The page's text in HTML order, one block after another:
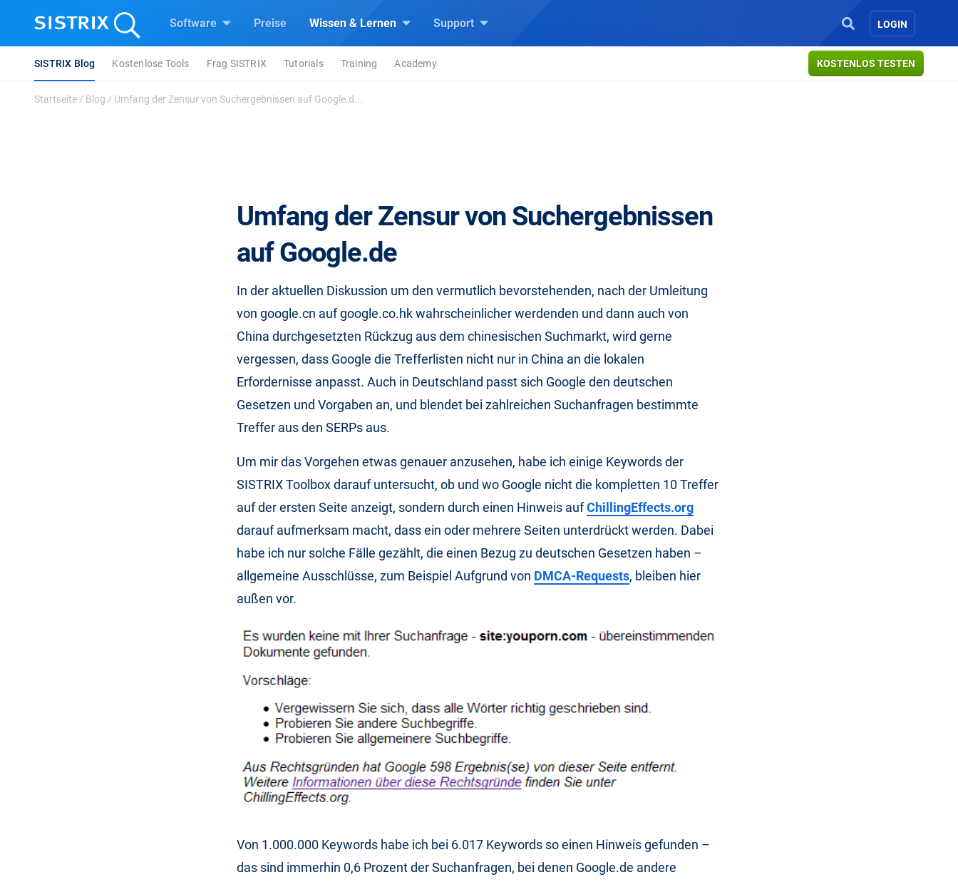
Software Preise Wissen & Lernen Support LOGIN
KOSTENLOS TESTEN
SISTRIX Blog Kostenlose Tools Frag SISTRIX Tutorials Training Academy
Startseite / Blog / Umfang der Zensur von Suchergebnissen auf Google.d...
Umfang der Zensur von Suchergebnissen
auf Google.de
In der aktuellen Diskussion um den vermutlich bevorstehenden, nach der Umleitung
von google.cn auf google.co.hk wahrscheinlicher werdenden und dann auch von
China durchgesetzten Rückzug aus dem chinesischen Suchmarkt, wird gerne
vergessen, dass Google die Trefferlisten nicht nur in China an die lokalen
Erfordernisse anpasst. Auch in Deutschland passt sich Google den deutschen
Gesetzen und Vorgaben an, und blendet bei zahlreichen Suchanfragen bestimmte
Treffer aus den SERPs aus.
Um mir das Vorgehen etwas genauer anzusehen, habe ich einige Keywords der
SISTRIX Toolbox darauf untersucht, ob und wo Google nicht die kompletten 10 Treffer
auf der ersten Seite anzeigt, sondern durch einen Hinweis aufChillingEffects.org
darauf aufmerksam macht, dass ein oder mehrere Seiten unterdrückt werden. Dabei
habe ich nur solche Fälle gezählt, die einen Bezug zu deutschen Gesetzen haben –
allgemeine Ausschlüsse, zum Beispiel Aufgrund von DMCA-Requests, bleiben hier
außen vor.
Von 1.000.000 Keywords habe ich bei 6.017 Keywords so einen Hinweis gefunden –
das sind immerhin 0,6 Prozent der Suchanfragen, bei denen Google.de andere